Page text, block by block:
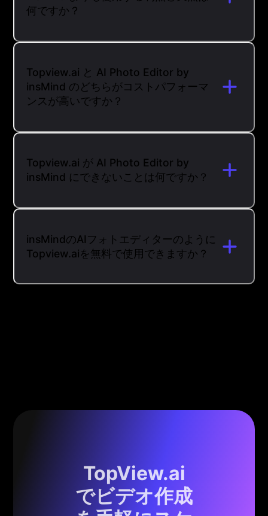
何ですか？
Topview.ai と AI Photo Editor by
insMind のどちらがコストパフォーマ
ンスが高いですか？
Topview.ai が AI Photo Editor by
insMind にできないことは何ですか？
insMindのAIフォトエディターのように
Topview.aiを無料で使用できますか？
TopView.ai
でビデオ作成